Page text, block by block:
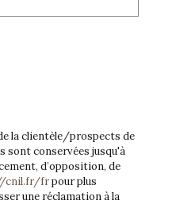
la clientèle/prospects de
sont conservées jusqu'à
d’opposition, de
cnil.fr/frpour plus
une réclamation à la